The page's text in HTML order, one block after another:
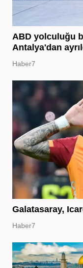
ABD yolculuğu
Antalya'dan
Haber7
Galatasaray,
Haber7